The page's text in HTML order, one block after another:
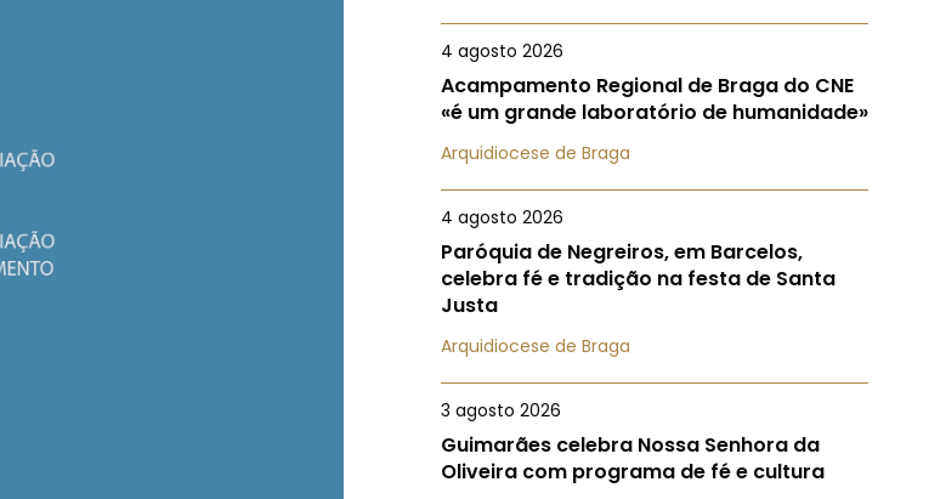
4 agosto 2026
Acampamento Regional de Braga do CNE
«é um grande laboratório de humanidade»
Arquidiocese de Braga
4 agosto 2026
Paróquia de Negreiros, em Barcelos,
celebra fé e tradição na festa de Santa
Justa
Arquidiocese de Braga
3 agosto 2026
Guimarães celebra Nossa Senhora da
Oliveira com programa de fé e cultura